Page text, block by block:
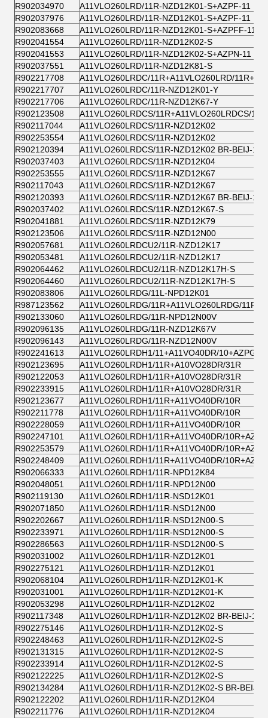
R902034970
A11VLO260LRD/11R-NZD12K01-S+AZPF-11
R902037976
A11VLO260LRD/11R-NZD12K01-S+AZPF-11
R902083668
A11VLO260LRD/11R-NZD12K01-S+AZPFF-11
R902041554
A11VLO260LRD/11R-NZD12K02-S
R902041553
A11VLO260LRD/11R-NZD12K02-S+AZPN-11
R902037551
A11VLO260LRD/11R-NZD12K81-S
R902217708
A11VLO260LRDC/11R+A11VLO260LRD/
R902217707
A11VLO260LRDC/11R-NZD12K01-Y
R902217706
A11VLO260LRDC/11R-NZD12K67-Y
R902123508
A11VLO260LRDCS/11R+A11VLO260LRDCS/11R
R902117044
A11VLO260LRDCS/11R-NZD12K02
R902253554
A11VLO260LRDCS/11R-NZD12K02
R902120394
A11VLO260LRDCS/11R-NZD12K02 BR-BEIJ-1
R902037403
A11VLO260LRDCS/11R-NZD12K04
R902253555
A11VLO260LRDCS/11R-NZD12K67
R902117043
A11VLO260LRDCS/11R-NZD12K67
R902120393
A11VLO260LRDCS/11R-NZD12K67 BR-BEIJ-1
R902037402
A11VLO260LRDCS/11R-NZD12K67-S
R902041881
A11VLO260LRDCS/11R-NZD12K79
R902123506
A11VLO260LRDCS/11R-NZD12N00
R902057681
A11VLO260LRDCU2/11R-NZD12K17
R902053481
A11VLO260LRDCU2/11R-NZD12K17
R902064462
A11VLO260LRDCU2/11R-NZD12K17H-S
R902064460
A11VLO260LRDCU2/11R-NZD12K17H-S
R902083806
A11VLO260LRDG/11L-NPD12K01
R987123562
A11VLO260LRDG/11R+A11VLO260LRDG/11R
R902133060
A11VLO260LRDG/11R-NPD12N00V
R902096135
A11VLO260LRDG/11R-NZD12K67V
R902096143
A11VLO260LRDG/11R-NZD12N00V
R902241613
A11VLO260LRDH1/11+A11VO40DR/10+AZPGF
R902123695
A11VLO260LRDH1/11R+A10VO28DR/31R
R902122053
A11VLO260LRDH1/11R+A10VO28DR/31R
R902233915
A11VLO260LRDH1/11R+A10VO28DR/31R
R902123677
A11VLO260LRDH1/11R+A11VO40DR/10R
R902211778
A11VLO260LRDH1/11R+A11VO40DR/10R
R902228059
A11VLO260LRDH1/11R+A11VO40DR/10R
R902247101
A11VLO260LRDH1/11R+A11VO40DR/
R902253579
A11VLO260LRDH1/11R+A11VO40DR/
R902248409
A11VLO260LRDH1/11R+A11VO40DR/
R902066333
A11VLO260LRDH1/11R-NPD12K84
R902048051
A11VLO260LRDH1/11R-NPD12N00
R902119130
A11VLO260LRDH1/11R-NSD12K01
R902071850
A11VLO260LRDH1/11R-NSD12N00
R902202667
A11VLO260LRDH1/11R-NSD12N00-S
R902233971
A11VLO260LRDH1/11R-NSD12N00-S
R902286563
A11VLO260LRDH1/11R-NSD12N00-S
R902031002
A11VLO260LRDH1/11R-NZD12K01
R902275121
A11VLO260LRDH1/11R-NZD12K01
R902068104
A11VLO260LRDH1/11R-NZD12K01-K
R902031001
A11VLO260LRDH1/11R-NZD12K01-K
R902053298
A11VLO260LRDH1/11R-NZD12K02
R902117348
A11VLO260LRDH1/11R-NZD12K02 BR-BEIJ-1
R902275146
A11VLO260LRDH1/11R-NZD12K02-S
R902248463
A11VLO260LRDH1/11R-NZD12K02-S
R902131315
A11VLO260LRDH1/11R-NZD12K02-S
R902233914
A11VLO260LRDH1/11R-NZD12K02-S
R902122225
A11VLO260LRDH1/11R-NZD12K02-S
R902134284
A11VLO260LRDH1/11R-NZD12K02-S BR-BEIJ-1
R902122202
A11VLO260LRDH1/11R-NZD12K04
R902211776
A11VLO260LRDH1/11R-NZD12K04